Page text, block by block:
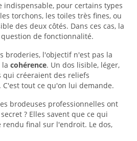
indispensable, pour certains types
torchons, les toiles très fines, ou
des deux côtés. Dans ces cas, la
de fonctionnalité.
broderies, l'objectif n'est pas la
la cohérence. Un dos lisible, léger,
qui créeraient des reliefs
tout ce qu'on lui demande.
brodeuses professionnelles ont
? Elles savent que ce qui
rendu final sur l'endroit. Le dos,